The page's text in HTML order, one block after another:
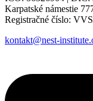
Karpatské námestie
Registračné číslo:
kontakt@nest-